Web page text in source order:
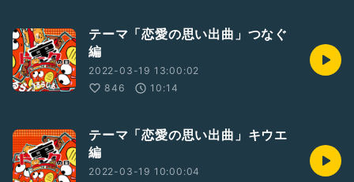
テーマ「恋愛の思い出曲」つなぐ
編
2022-03-19 13:00:02
846
10:14
テーマ「恋愛の思い出曲」キウエ
編
2022-03-19 10:00:04